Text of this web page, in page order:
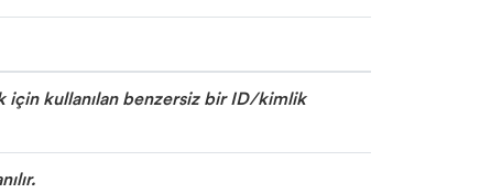
için kullanılan benzersiz bir ID/kimlik